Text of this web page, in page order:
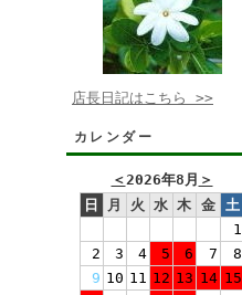
店長日記はこちら >>
カレンダー
＜2026年8月 ＞
日
月 火 水 木 金
土
1
2
3 4 5 6 7
8
9 10 11 12 13 14 15